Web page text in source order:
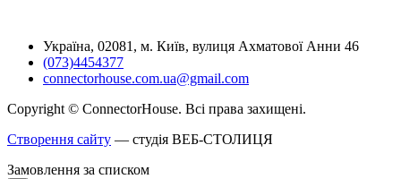
Україна, 02081, м. Київ, вулиця Ахматової Анни 46
(073)4454377
connectorhouse.com.ua@gmail.com
Copyright © ConnectorHouse. Всі права захищені.
Створення сайту — студія ВЕБ-СТОЛИЦЯ
Замовлення за списком